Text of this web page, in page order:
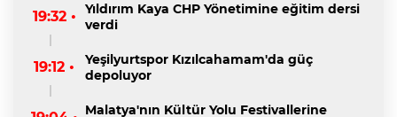
19:32 •
Yıldırım Kaya CHP Yönetimine eğitim dersi
verdi
19:12 •
Yeşilyurtspor Kızılcahamam'da güç
depoluyor
Malatya'nın Kültür Yolu Festivallerine